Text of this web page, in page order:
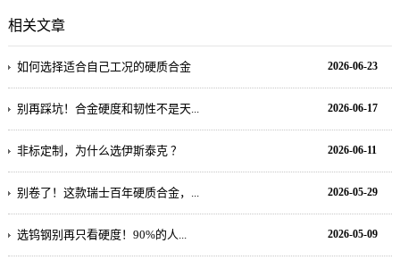
相关文章
2026-06-23
如何选择适合自己工况的硬质合金
2026-06-17
别再踩坑！合金硬度和韧性不是天...
2026-06-11
非标定制，为什么选伊斯泰克 ？
2026-05-29
别卷了！这款瑞士百年硬质合金，...
2026-05-09
选钨钢别再只看硬度！90%的人...